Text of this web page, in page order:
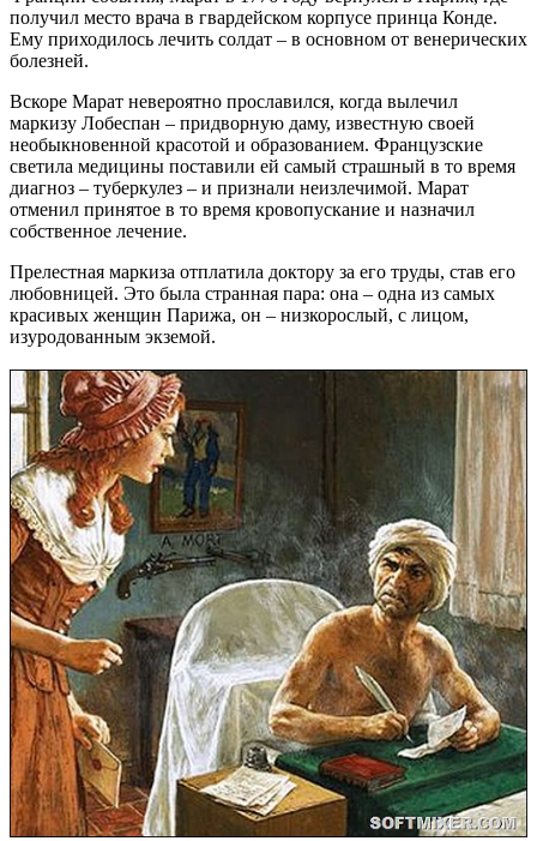
получил место врача в гвардейском корпусе принца Конде.
Ему приходилось лечить солдат – в основном от венерических
болезней.
Вскоре Марат невероятно прославился, когда вылечил
маркизу Лобеспан – придворную даму, известную своей
необыкновенной красотой и образованием. Французские
светила медицины поставили ей самый страшный в то время
диагноз – туберкулез – и признали неизлечимой. Марат
отменил принятое в то время кровопускание и назначил
собственное лечение.
Прелестная маркиза отплатила доктору за его труды, став его
любовницей. Это была странная пара: она – одна из самых
красивых женщин Парижа, он – низкорослый, с лицом,
изуродованным экземой.